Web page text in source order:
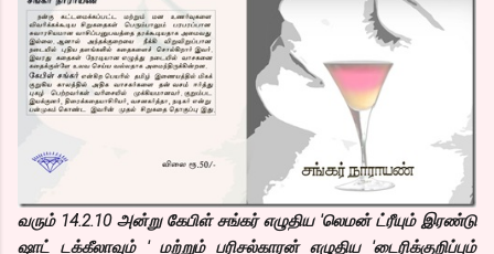
வரும் 14.2.10 அன்று கேபிள் சங்கர் எழுதிய 'லெமன் ட்ரீயும் இரண்டு
ஷாட் டக்கீலாவும் ' மற்றும் பரிசல்காரன் எழுதிய 'டைரிக்குறிப்பும்